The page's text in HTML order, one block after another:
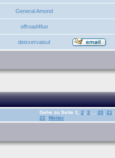
General Amond
offroad4fun
deixxervaisul
Gehe zu Seite 1 2 3 20 21
22
Weiter